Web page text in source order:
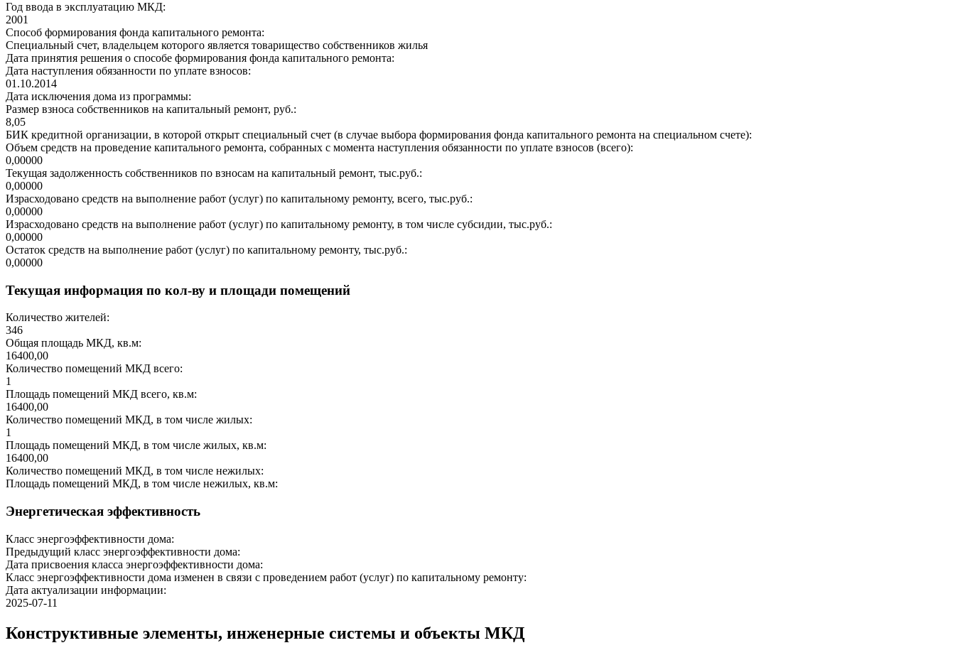
Год ввода в эксплуатацию МКД:
2001
Способ формирования фонда капитального ремонта:
Специальный счет, владельцем которого является товарищество собственников жилья
Дата принятия решения о способе формирования фонда капитального ремонта:
Дата наступления обязанности по уплате взносов:
01.10.2014
Дата исключения дома из программы:
Размер взноса собственников на капитальный ремонт, руб.:
8,05
БИК кредитной организации, в которой открыт специальный счет (в случае выбора формирования фонда капитального ремонта на специальном счете):
Объем средств на проведение капитального ремонта, собранных с момента наступления обязанности по уплате взносов (всего):
0,00000
Текущая задолженность собственников по взносам на капитальный ремонт, тыс.руб.:
0,00000
Израсходовано средств на выполнение работ (услуг) по капитальному ремонту, всего, тыс.руб.:
0,00000
Израсходовано средств на выполнение работ (услуг) по капитальному ремонту, в том числе субсидии, тыс.руб.:
0,00000
Остаток средств на выполнение работ (услуг) по капитальному ремонту, тыс.руб.:
0,00000
Текущая информация по кол-ву и площади помещений
Количество жителей:
346
Общая площадь МКД, кв.м:
16400,00
Количество помещений МКД всего:
1
Площадь помещений МКД всего, кв.м:
16400,00
Количество помещений МКД, в том числе жилых:
1
Площадь помещений МКД, в том числе жилых, кв.м:
16400,00
Количество помещений МКД, в том числе нежилых:
Площадь помещений МКД, в том числе нежилых, кв.м:
Энергетическая эффективность
Класс энергоэффективности дома:
Предыдущий класс энергоэффективности дома:
Дата присвоения класса энергоэффективности дома:
Класс энергоэффективности дома изменен в связи с проведением работ (услуг) по капитальному ремонту:
Дата актуализации информации:
2025-07-11
Конструктивные элементы, инженерные системы и объекты МКД